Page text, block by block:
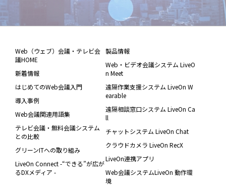
Web（ウェブ）会議・テレビ会
議HOME
新着情報
はじめてのWeb会議入門
導入事例
Web会議関連用語集
テレビ会議・無料会議システム
との比較
グリーンITへの取り組み
LiveOn Connect -“できる”が広が
るDXメディア -
製品情報
Web・ビデオ会議システム LiveO
n Meet
遠隔作業支援システム LiveOn W
earable
遠隔相談窓口システム LiveOn Ca
ll
チャットシステム LiveOn Chat
クラウドカメラ LiveOn RecX
LiveOn連携アプリ
Web会議システムLiveOn 動作環
境